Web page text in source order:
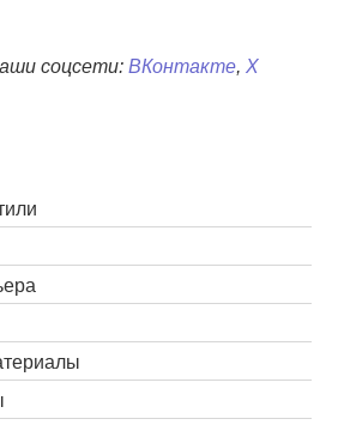
соцсети:ВКонтакте,X